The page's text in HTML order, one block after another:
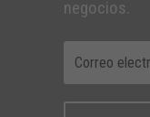
negocios.